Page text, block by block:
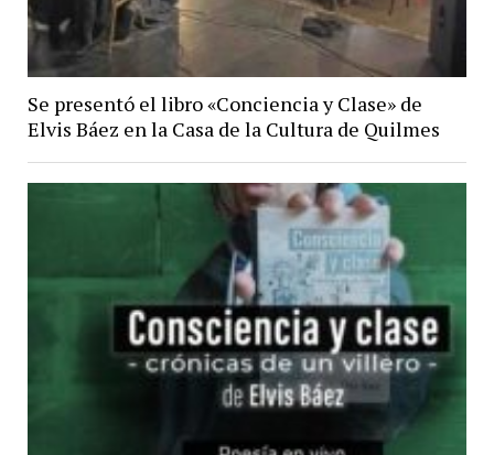
Se presentó el libro «Conciencia y Clase» de
Elvis Báez en la Casa de la Cultura de Quilmes